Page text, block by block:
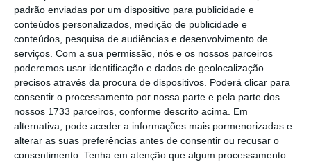
padrão enviadas por um dispositivo para publicidade e
conteúdos personalizados, medição de publicidade e
conteúdos, pesquisa de audiências e desenvolvimento de
serviços. Com a sua permissão, nós e os nossos parceiros
poderemos usar identificação e dados de geolocalização
precisos através da procura de dispositivos. Poderá clicar para
consentir o processamento por nossa parte e pela parte dos
nossos 1733 parceiros, conforme descrito acima. Em
alternativa, pode aceder a informações mais pormenorizadas e
alterar as suas preferências antes de consentir ou recusar o
consentimento. Tenha em atenção que algum processamento